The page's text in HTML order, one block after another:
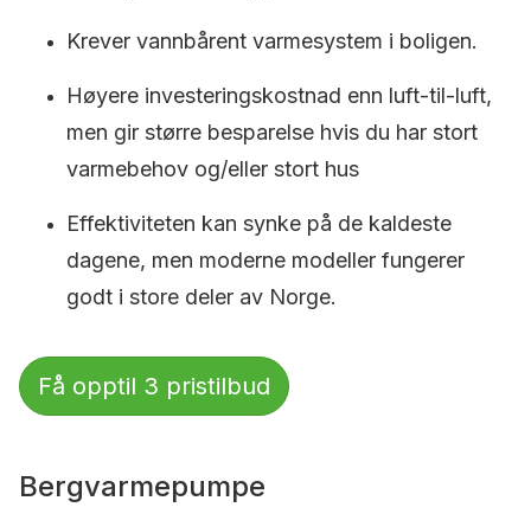
Krever vannbårent varmesystem i boligen.
Høyere investeringskostnad enn luft-til-luft,
men gir større besparelse hvis du har stort
varmebehov og/eller stort hus
Effektiviteten kan synke på de kaldeste
dagene, men moderne modeller fungerer
godt i store deler av Norge.
Få opptil 3 pristilbud
Bergvarmepumpe